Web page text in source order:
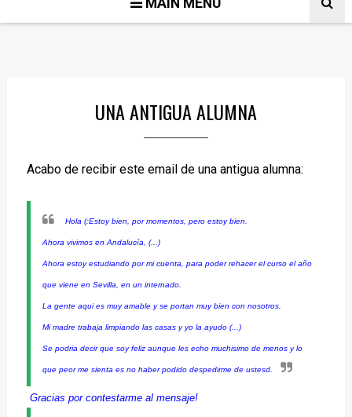
MAIN MENU
UNA ANTIGUA ALUMNA
Acabo de recibir este email de una antigua alumna:
Hola (:Estoy bien, por momentos, pero estoy bien.
Ahora vivimos en Andalucía, (...)
Ahora estoy estudiando por mi cuenta, para poder rehacer el curso el año
que viene en Sevilla, en un internado.
La gente aqui es muy amable y se portan muy bien con nosotros.
Mi madre trabaja limpiando las casas y yo la ayudo (...)
Se podria decir que soy feliz aunque les echo muchisimo de menos y lo
que peor me sienta es no haber podido despedirme de ustesd.
Gracias por contestarme al mensaje!